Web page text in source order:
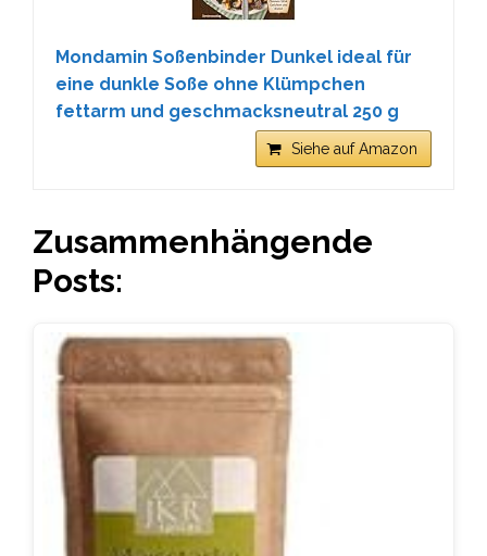
Mondamin Soßenbinder Dunkel ideal für
eine dunkle Soße ohne Klümpchen
fettarm und geschmacksneutral 250 g
Siehe auf Amazon
Zusammenhängende
Posts: